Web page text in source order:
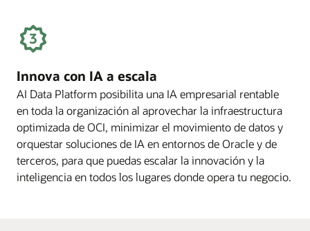
Innova con IA a escala
AI Data Platform posibilita una IA empresarial rentable
en toda la organización al aprovechar la infraestructura
optimizada de OCI, minimizar el movimiento de datos y
orquestar soluciones de IA en entornos de Oracle y de
terceros, para que puedas escalar la innovación y la
inteligencia en todos los lugares donde opera tu negocio.